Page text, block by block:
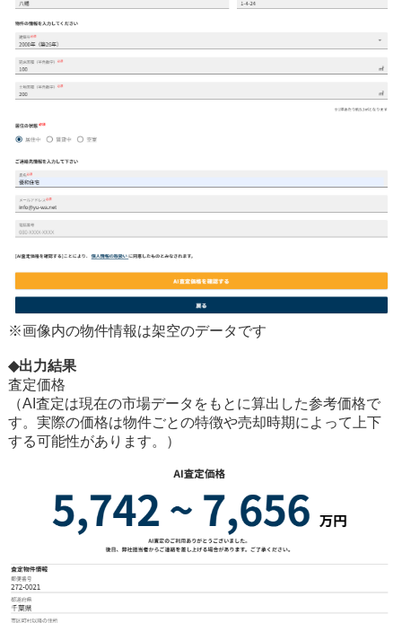
※画像内の物件情報は架空のデータです
◆出力結果
査定価格
（AI査定は現在の市場データをもとに算出した参考価格で
す。実際の価格は物件ごとの特徴や売却時期によって上下
する可能性があります。）